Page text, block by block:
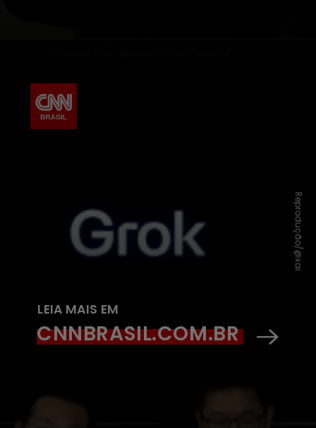
LEIA MAIS EM
CNNBRASIL.COM.BR
Reprodução/@xai